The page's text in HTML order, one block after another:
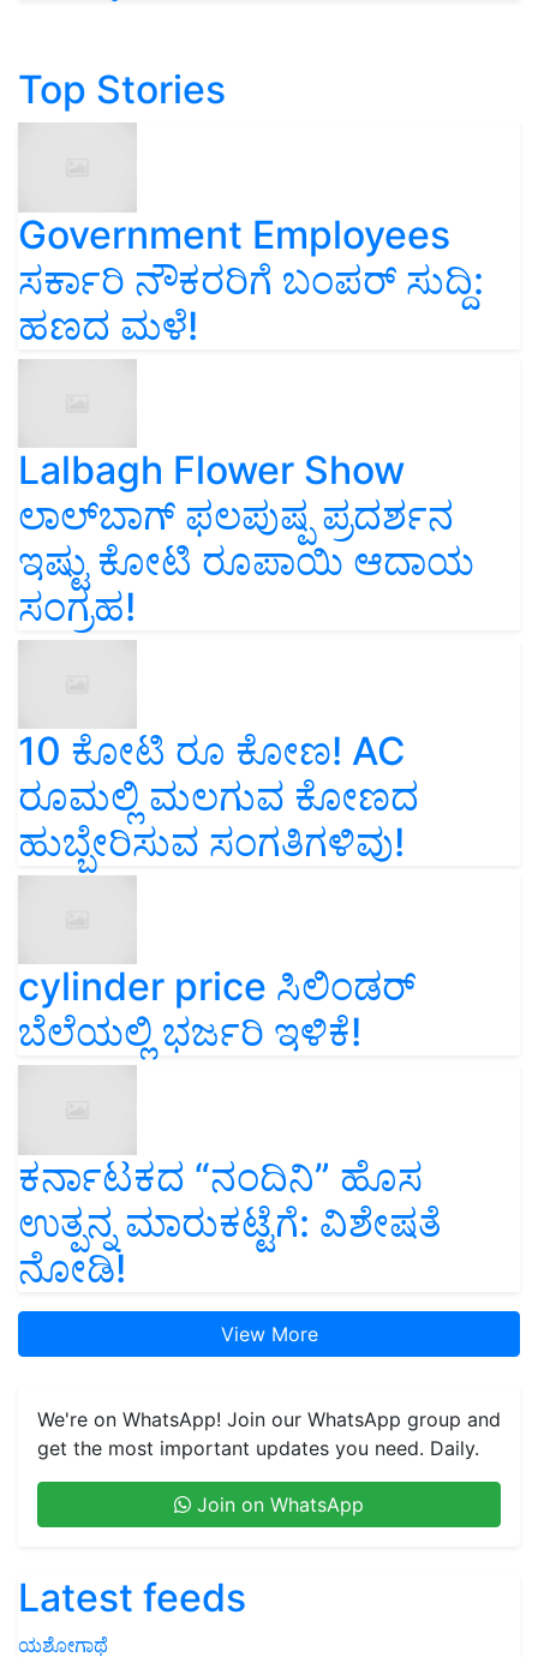
Top Stories
Government Employees
ಸರ್ಕಾರಿ ನೌಕರರಿಗೆ ಬಂಪರ್‌ ಸುದ್ದಿ:
ಹಣದ ಮಳೆ!
Lalbagh Flower Show
ಲಾಲ್‌ಬಾಗ್ ಫಲಪುಷ್ಪ ಪ್ರದರ್ಶನ
ಇಷ್ಟು ಕೋಟಿ ರೂಪಾಯಿ ಆದಾಯ
ಸಂಗ್ರಹ!
10 ಕೋಟಿ ರೂ ಕೋಣ! AC
ರೂಮಲ್ಲಿ ಮಲಗುವ ಕೋಣದ
ಹುಬ್ಬೇರಿಸುವ ಸಂಗತಿಗಳಿವು!
cylinder price ಸಿಲಿಂಡರ್‌
ಬೆಲೆಯಲ್ಲಿ ಭರ್ಜರಿ ಇಳಿಕೆ!
ಕರ್ನಾಟಕದ “ನಂದಿನಿ” ಹೊಸ
ಉತ್ಪನ್ನ ಮಾರುಕಟ್ಟೆಗೆ: ವಿಶೇಷತೆ
ನೋಡಿ!
View More
We're on WhatsApp! Join our WhatsApp group and
get the most important updates you need. Daily.
Join on WhatsApp
Latest feeds
ಯಶೋಗಾಥೆ